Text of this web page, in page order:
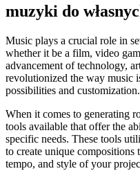
muzyki do
Music plays a crucial role in
whether it be a film, video
advancement of technology,
revolutionized the way music
possibilities and customization.
When it comes to generating
tools available that offer the
specific needs. These tools
to create unique compositions
tempo, and style of your